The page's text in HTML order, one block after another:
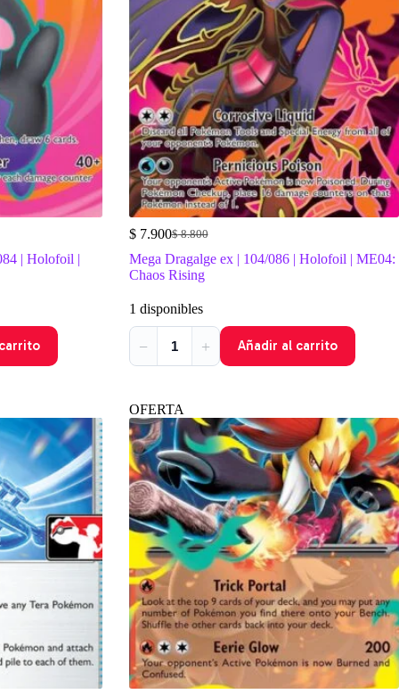
| Holofoil |
$8.800
El
precio
original
$ 8.800.
$7.900El
precio
actual
$ 7.900.
Mega Dragalge ex | 104/086 | Holofoil | ME04:
Chaos Rising
1 disponibles
− + Añadir al carrito
OFERTA